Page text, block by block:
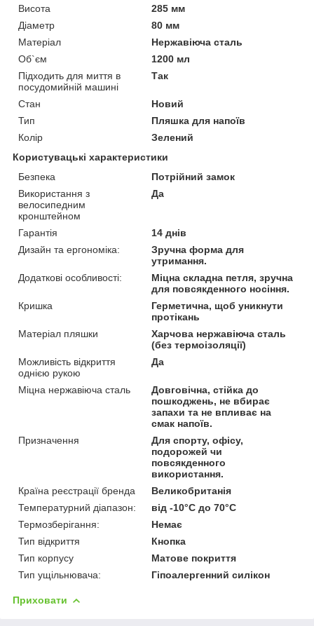
Висота
285 мм
Діаметр
80 мм
Матеріал
Нержавіюча сталь
Об`єм
1200 мл
Підходить для миття в
посудомийній машині
Так
Стан
Новий
Тип
Пляшка для напоїв
Колір
Зелений
Користувацькі характеристики
Безпека
Потрійний замок
Використання з
велосипедним
кронштейном
Да
Гарантія
14 днів
Дизайн та ергономіка:
Зручна форма для
утримання.
Додаткові особливості:
Міцна складна петля, зручна
для повсякденного носіння.
Кришка
Герметична, щоб уникнути
протікань
Матеріал пляшки
Харчова нержавіюча сталь
(без термоізоляції)
Можливість відкриття
однією рукою
Да
Міцна нержавіюча сталь
Довговічна, стійка до
пошкоджень, не вбирає
запахи та не впливає на
смак напоїв.
Призначення
Для спорту, офісу,
подорожей чи
повсякденного
використання.
Країна реєстрації бренда
Великобританія
Температурний діапазон:
від -10°C до 70°C
Термозберігання:
Немає
Тип відкриття
Кнопка
Тип корпусу
Матове покриття
Тип ущільнювача:
Гіпоалергенний силікон
Приховати